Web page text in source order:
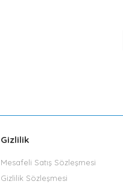
Gizlilik
Mesafeli Satış Sözleşmesi
Gizlilik Sözleşmesi